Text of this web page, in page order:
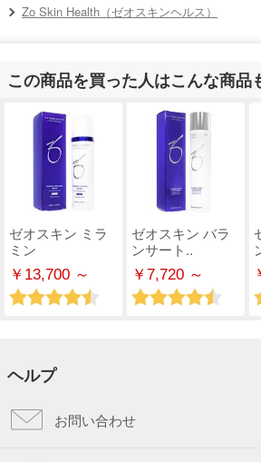
Zo Skin Health（ゼオスキンヘルス）
この商品を買った人はこんな商品
ゼオスキン ミラ
ミン
￥13,700 ～
ゼオスキン バラ
ンサート..
￥7,720 ～
ヘルプ
お問い合わせ